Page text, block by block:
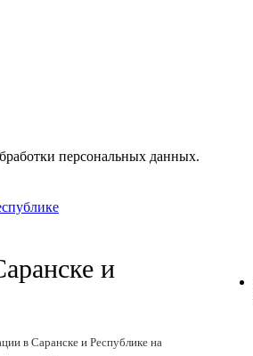
персональных данных.
и
в Саранске и Республике на